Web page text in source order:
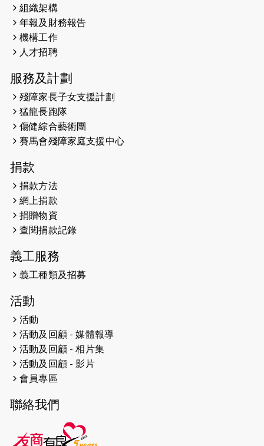
2026-05-22
2026-05-21
2026-05-14
（19:00開始）
2026-05-07
開始）
2026-04-30
2026-04-25
2026-04-24
2026-04-23
2026-04-19
2026-04-16
猛龍長跑隊恆常練習 - 4月16日
（19:00開始）
2026-04-12
2026-04-11
2026-04-10 太古家＋賞系列：漫步魔術與音樂
組織架構
年報及財務報告
機構工作
人才招聘
服務及計劃
殘障家長子女支援計劃
猛龍長跑隊
傷健綜合藝術團
賽馬會殘障家庭支援中心
捐款
捐款方法
網上捐款
捐贈物資
查閱捐款記錄
義工服務
義工種類及招募
活動
活動
活動及回顧 - 媒體報導
活動及回顧 - 相片集
活動及回顧 - 影片
會員專區
聯絡我們